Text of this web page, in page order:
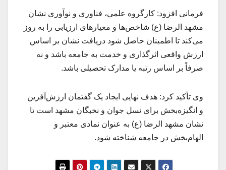
فرمانی افزود: کارگروه علمی، فناوری و نوآوری نشان
مشهد الرضا (ع) شاخص‌ها و معیارهای ارزیابی را به روز
می‌کند تا اطمینان حاصل شود دریافت نشان بر اساس
ارزش واقعی اثرگذاری و خدمت به جامعه باشد و نه
صرفاً بر اساس رتبه یا مدارک تحصیلی باشد.
وی تأکید کرد: هدف نهایی ایجاد یک گفتمان ارزش‌آفرین
و انگیزه‌بخش برای نسل جوان و نخبگان مشهد است تا
نشان مشهد الرضا (ع) به عنوان نمادی معتبر و
الهام‌بخش در جامعه شناخته شود.